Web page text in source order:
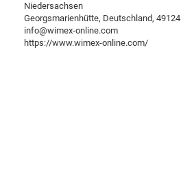
Niedersachsen
Georgsmarienhütte, Deutschland, 49124
info@wimex-online.com
https://www.wimex-online.com/